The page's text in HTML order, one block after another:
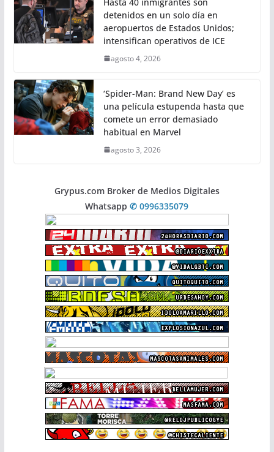
detenidos en un solo día en
aeropuertos de Estados Unidos;
intensifican operativos de ICE
agosto 4, 2026
‘Spider-Man: Brand New Day’ es
una película estupenda hasta que
comete un error demasiado
habitual en Marvel
agosto 3, 2026
Grypus.com Broker de Medios Digitales
Whatsapp✆ 0996335079